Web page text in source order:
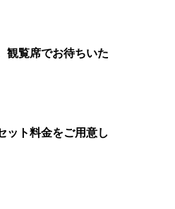
観覧席でお待ちいた
ット料金をご用意し